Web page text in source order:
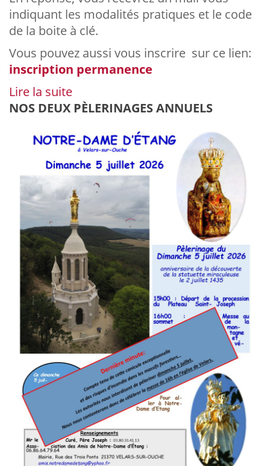
indiquant les modalités pratiques et le code
de la boite à clé.
Vous pouvez aussi vous inscrire sur ce lien:
inscription permanence
Lire la suite
NOS DEUX PÈLERINAGES ANNUELS